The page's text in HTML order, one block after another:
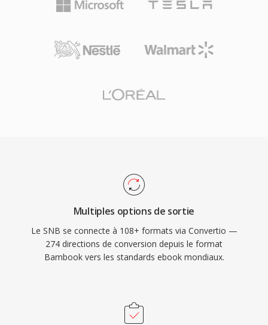
Multiples options de sortie
Le SNB se connecte à 108+ formats via Convertio —
274 directions de conversion depuis le format
Bambook vers les standards ebook mondiaux.